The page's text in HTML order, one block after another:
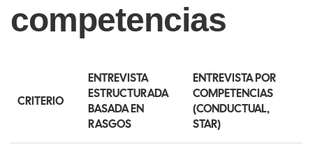
competencias
CRITERIO
ENTREVISTA
ESTRUCTURADA
BASADA EN
RASGOS
ENTREVISTA POR
COMPETENCIAS
(CONDUCTUAL,
STAR)